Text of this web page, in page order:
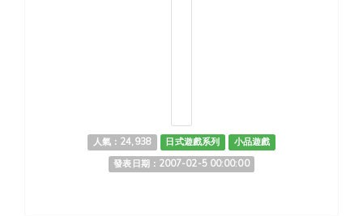
人氣：24,938 日式遊戲系列
小品遊戲
發表日期：2007-02-5 00:00:00